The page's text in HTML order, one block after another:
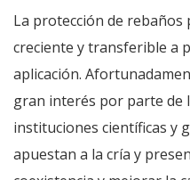
La protección de rebaños
creciente y transferible a
aplicación.
gran interés por parte de
instituciones científicas y
apuestan a la cría y